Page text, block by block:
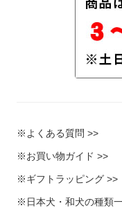
※よくある質問 >>
※お買い物ガイド >>
※ギフトラッピング >>
※日本犬・和犬の種類